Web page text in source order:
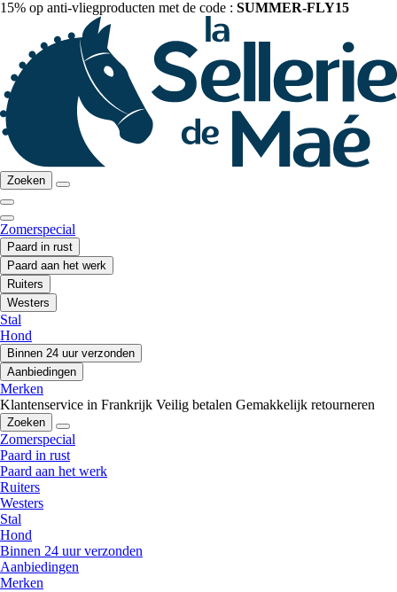
15% op anti-vliegproducten met de code : SUMMER-FLY15
Zoeken
Zomerspecial
Paard in rust
Paard aan het werk
Ruiters
Westers
Stal
Hond
Binnen 24 uur verzonden
Aanbiedingen
Merken
Klantenservice in Frankrijk Veilig betalen Gemakkelijk retourneren
Zoeken
Zomerspecial
Paard in rust
Paard aan het werk
Ruiters
Westers
Stal
Hond
Binnen 24 uur verzonden
Aanbiedingen
Merken